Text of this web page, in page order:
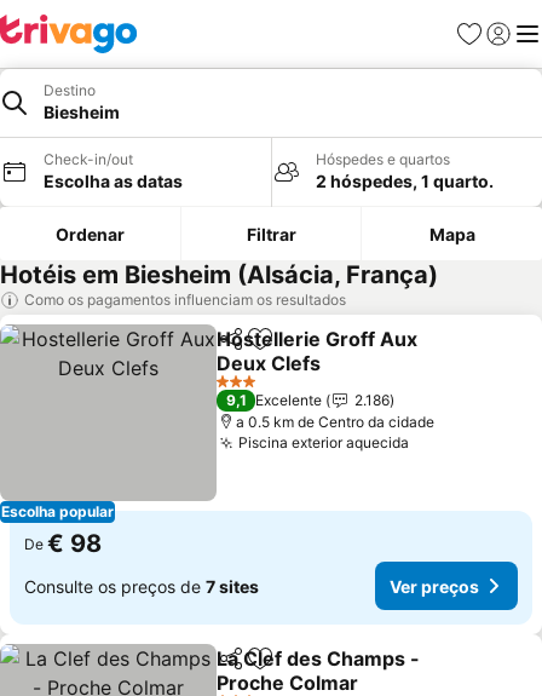
Favoritos
Iniciar
Destino
Biesheim
Check-in/out
Escolha as datas
Hóspedes e quartos
2 hóspedes, 1 quarto.
Ordenar Filtrar Mapa
Hotéis em Biesheim (Alsácia, França)
Como os pagamentos influenciam os resultados
Escolha popular
PartilharAdicionar aos favoritos
Hostellerie Groff Aux
Deux Clefs
3 Estrelas
9,1 Excelente
2.186
a 0.5 km de Centro da cidade
Piscina exterior aquecida
De € 98
Consulte os preços de 7 sites Ver preços
PartilharAdicionar aos favoritos
La Clef des Champs -
Proche Colmar